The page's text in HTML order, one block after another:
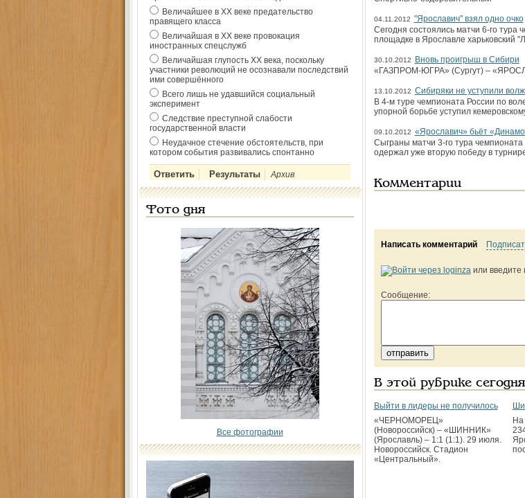
Величайшее в ХХ веке предательство
правящего класса
Величайшая в ХХ веке провокация
иностранных спецслужб
Величайшая глупость ХХ века, поскольку
участники революций не осознавали последствий
ими совершённого
Всего лишь не удавшийся социальный
эксперимент
Следствие преступной слабости
государственной власти
Неудачное стечение обстоятельств, при
котором события развивались спонтанно
Архив
Фото дня
Все фотографии
04.11.2012 "Ярославич" взял одно очко
Сегодня состоялись матчи 6-го
площадке в Ярославле харьковский
30.10.2012
Вновь проигрыш в Сибири
«ГАЗПРОМ-ЮГРА» (Сургут) –
13.10.2012 Сибиряки не уступили
В 4-м туре чемпионата России по
упорной борьбе уступил
09.10.2012 «Ярославич» бьёт
Сыграны матчи 3-го тура
одержал уже вторую победу в
Комментарии
Написать комментарий
или введите
Сообщение:
В этой рубрике
Выйти в лидеры не получилось
«ЧЕРНОМОРЕЦ»
(Новороссийск) – «ШИННИК»
(Ярославль) – 1:1 (1:1). 29 июля.
Новороссийск. Стадион
«Центральный».
На